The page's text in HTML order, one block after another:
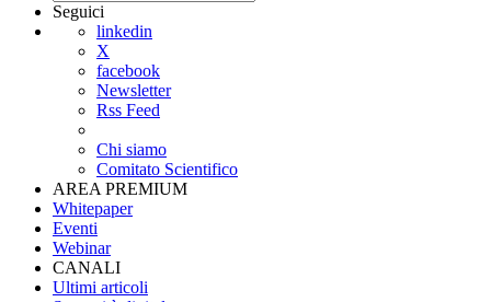
Seguici
linkedin
X
facebook
Newsletter
Rss Feed
Chi siamo
Comitato Scientifico
AREA PREMIUM
Whitepaper
Eventi
Webinar
CANALI
Ultimi articoli